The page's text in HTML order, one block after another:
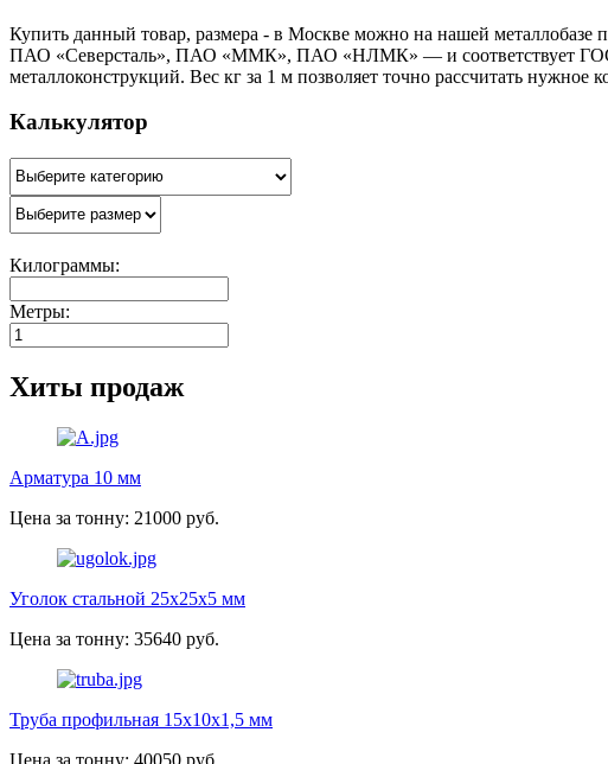
Купить данный товар, размера - в Москве можно на нашей металлобазе
ПАО «Северсталь», ПАО «ММК», ПАО «НЛМК» — и соответствует ГОСТ .
металлоконструкций. Вес кг за 1 м позволяет точно рассчитать
Калькулятор
Килограммы:
Метры:
Хиты продаж
Арматура 10 мм
Цена за тонну: 21000 руб.
Уголок стальной 25х25х5 мм
Цена за тонну: 35640 руб.
Труба профильная 15х10х1,5 мм
Цена за тонну: 40050 руб.